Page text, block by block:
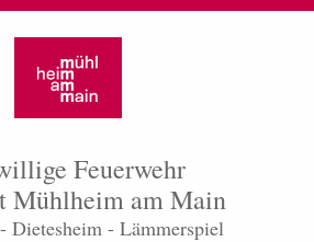
Feuerwehr
Mühlheim am Main
Dietesheim - Lämmerspiel